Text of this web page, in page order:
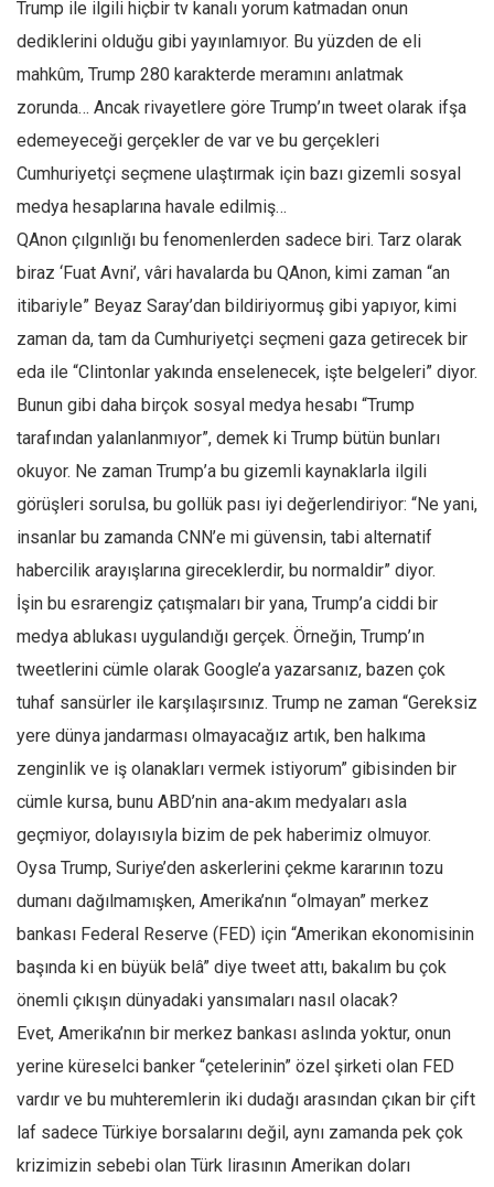
7 soruda bu hafta
Ekonomi
Spor
Gıda-Beslenme
Hayat
Türkiye
Siyaset
Dünya
Avrupa
Asya
Avustralya
Tarih
Düşünce
Dosyalar
Trump ile ilgili hiçbir tv kanalı yorum katmadan onun
dediklerini olduğu gibi yayınlamıyor. Bu yüzden de eli
mahkûm, Trump 280 karakterde meramını anlatmak
zorunda… Ancak rivayetlere göre Trump’ın tweet olarak ifşa
edemeyeceği gerçekler de var ve bu gerçekleri
Cumhuriyetçi seçmene ulaştırmak için bazı gizemli sosyal
medya hesaplarına havale edilmiş…
QAnon çılgınlığı bu fenomenlerden sadece biri. Tarz olarak
biraz ‘Fuat Avni’, vâri havalarda bu QAnon, kimi zaman “an
itibariyle” Beyaz Saray’dan bildiriyormuş gibi yapıyor, kimi
zaman da, tam da Cumhuriyetçi seçmeni gaza getirecek bir
eda ile “Clintonlar yakında enselenecek, işte belgeleri” diyor.
Bunun gibi daha birçok sosyal medya hesabı “Trump
tarafından yalanlanmıyor”, demek ki Trump bütün bunları
okuyor. Ne zaman Trump’a bu gizemli kaynaklarla ilgili
görüşleri sorulsa, bu gollük pası iyi değerlendiriyor: “Ne yani,
insanlar bu zamanda CNN’e mi güvensin, tabi alternatif
habercilik arayışlarına gireceklerdir, bu normaldir” diyor.
İşin bu esrarengiz çatışmaları bir yana, Trump’a ciddi bir
medya ablukası uygulandığı gerçek. Örneğin, Trump’ın
tweetlerini cümle olarak Google’a yazarsanız, bazen çok
tuhaf sansürler ile karşılaşırsınız. Trump ne zaman “Gereksiz
yere dünya jandarması olmayacağız artık, ben halkıma
zenginlik ve iş olanakları vermek istiyorum” gibisinden bir
cümle kursa, bunu ABD’nin ana-akım medyaları asla
geçmiyor, dolayısıyla bizim de pek haberimiz olmuyor.
Oysa Trump, Suriye’den askerlerini çekme kararının tozu
dumanı dağılmamışken, Amerika’nın “olmayan” merkez
bankası Federal Reserve (FED) için “Amerikan ekonomisinin
başında ki en büyük belâ” diye tweet attı, bakalım bu çok
önemli çıkışın dünyadaki yansımaları nasıl olacak?
Evet, Amerika’nın bir merkez bankası aslında yoktur, onun
yerine küreselci banker “çetelerinin” özel şirketi olan FED
vardır ve bu muhteremlerin iki dudağı arasından çıkan bir çift
laf sadece Türkiye borsalarını değil, aynı zamanda pek çok
krizimizin sebebi olan Türk lirasının Amerikan doları